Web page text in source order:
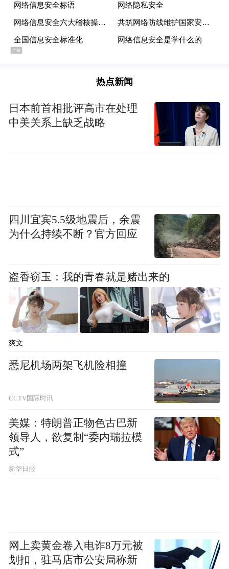
宪”为由，宣布授权巴拿马港口公司运营巴拿
马港口码头的合同无效。
3月份，中远海运集团据报暂停了其在巴尔博
称，在巴拿马政府非法接管两个货柜码头并
霸占其资产一个月后，该公司损失不断扩
要求丹麦航运集团马士基和地中海航运公司
（MSC）立即停止在巴拿马运河的港口运
营。这两家航运公司此前获得了港口的临时
随着局势日益紧张，巴拿马政府开始无端炒
作巴拿马籍商船遭遇监管一事。据其说法，
仅在4月份，中国港口扣留的164艘船舶中就
有136艘悬挂巴拿马旗，占总数的82%以上。
巴方还找来美国为自己撑腰。美国国务卿鲁
比奥诬蔑称，“中国最近针对悬挂巴拿马国旗
手段破坏巴拿马法治的严重担忧”。
相较于巴拿马方面在作出相关无理裁决后的
躲躲闪闪、含糊其词，中方的立场是明确
有权利，中方将采取一切必要措施，坚决维
护中方企业正当合法权益。
热点新闻
日本前首相批评高市在处理
中美关系上缺乏战略
四川宜宾5.5级地震后，余震
为什么持续不断？官方回应
盗香窃玉：我的青春就是赌出来的
爽文
悉尼机场两架飞机险相撞
CCTV国际时讯
美媒：特朗普正物色古巴新
领导人，欲复制“委内瑞拉模
式”
新华日报
网上卖黄金卷入电诈8万元被
划扣，驻马店市公安局称新